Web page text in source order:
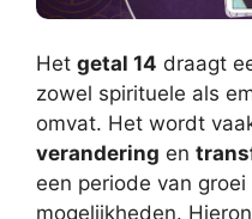
Het getal 14 draagt
zowel spirituele als
omvat. Het wordt
verandering en
een periode van
mogelijkheden.